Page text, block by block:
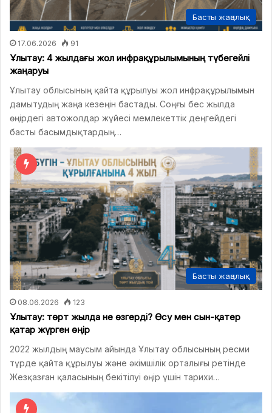
Басты жаңалық
17.06.2026 91
Ұлытау: 4 жылдағы жол инфрақұрылымының түбегейлі
жаңаруы
Ұлытау облысының қайта құрылуы жол инфрақұрылымын
дамытудың жаңа кезеңін бастады. Соңғы бес жылда
өңірдегі автожолдар жүйесі мемлекеттік деңгейдегі
басты басымдықтардың…
Басты жаңалық
08.06.2026 123
Ұлытау: төрт жылда не өзгерді? Өсу мен сын-қатер
қатар жүрген өңір
2022 жылдың маусым айында Ұлытау облысының ресми
түрде қайта құрылуы және әкімшілік орталығы ретінде
Жезқазған қаласының бекітілуі өңір үшін тарихи…